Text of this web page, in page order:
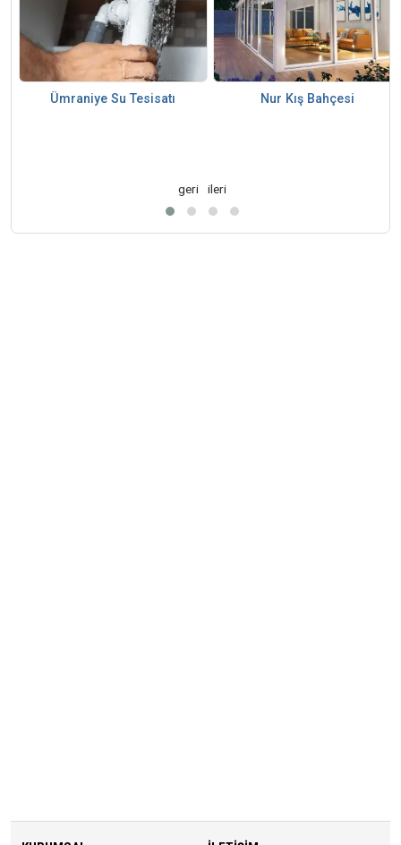
Ümraniye Su Tesisatı Nur Kış Bahçesi
geri ileri